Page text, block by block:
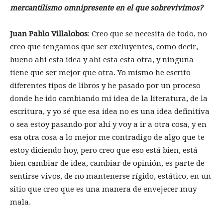
mercantilismo omnipresente en el que sobrevivimos?
Juan Pablo Villalobos: Creo que se necesita de todo, no
creo que tengamos que ser excluyentes, como decir,
bueno ahí esta idea y ahí esta esta otra, y ninguna
tiene que ser mejor que otra. Yo mismo he escrito
diferentes tipos de libros y he pasado por un proceso
donde he ido cambiando mi idea de la literatura, de la
escritura, y yo sé que esa idea no es una idea definitiva
o sea estoy pasando por ahí y voy a ir a otra cosa, y en
esa otra cosa a lo mejor me contradigo de algo que te
estoy diciendo hoy, pero creo que eso está bien, está
bien cambiar de idea, cambiar de opinión, es parte de
sentirse vivos, de no mantenerse rígido, estático, en un
sitio que creo que es una manera de envejecer muy
mala.